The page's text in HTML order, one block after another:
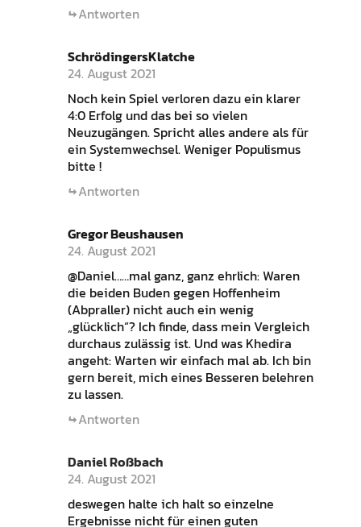
Antworten
SchrödingersKlatche
24. August 2021
Noch kein Spiel verloren dazu ein klarer
4:0 Erfolg und das bei so vielen
Neuzugängen. Spricht alles andere als für
ein Systemwechsel. Weniger Populismus
bitte !
Antworten
Gregor Beushausen
24. August 2021
@Daniel……mal ganz, ganz ehrlich: Waren
die beiden Buden gegen Hoffenheim
(Abpraller) nicht auch ein wenig
„glücklich“? Ich finde, dass mein Vergleich
durchaus zulässig ist. Und was Khedira
angeht: Warten wir einfach mal ab. Ich bin
gern bereit, mich eines Besseren belehren
zu lassen.
Antworten
Daniel Roßbach
24. August 2021
deswegen halte ich halt so einzelne
Ergebnisse nicht für einen guten